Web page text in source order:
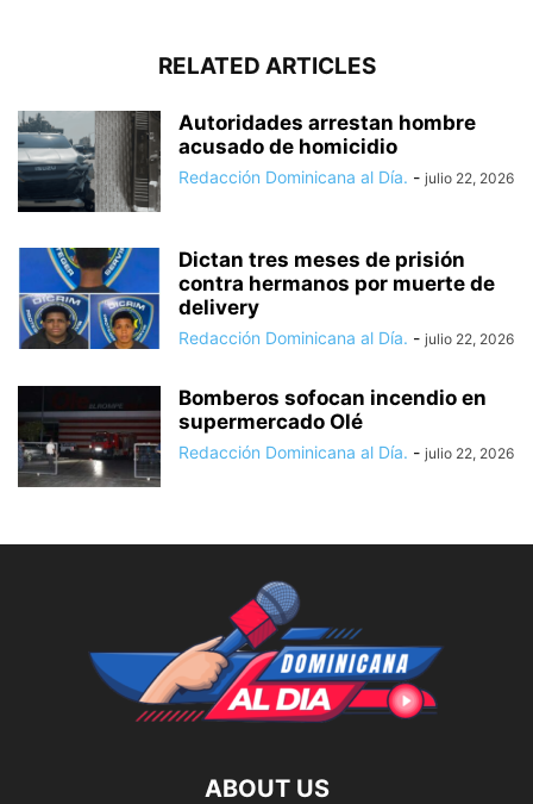
RELATED ARTICLES
Autoridades arrestan hombre
acusado de homicidio
Redacción Dominicana al Día. - julio 22, 2026
Dictan tres meses de prisión
contra hermanos por muerte de
delivery
Redacción Dominicana al Día. - julio 22, 2026
Bomberos sofocan incendio en
supermercado Olé
Redacción Dominicana al Día. - julio 22, 2026
ABOUT US